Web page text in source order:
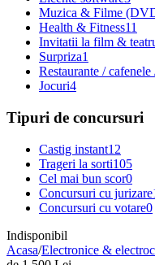
Muzica & Filme
Health & Fitness11
Invitatii la film &
Surpriza1
Restaurante /
Jocuri4
Tipuri de concursuri
Castig instant12
Trageri la sorti105
Cel mai bun scor0
Concursuri cu jurizare
Concursuri cu votare0
Indisponibil
Acasa/Electronice &